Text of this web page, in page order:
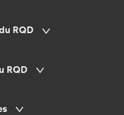
RQD
RQD